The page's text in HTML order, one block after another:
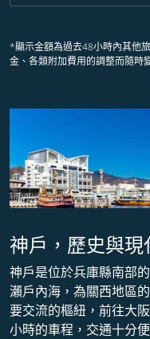
*顯示金額為過去48小時內其他
金、各類附加費用的調整而隨時
神戶，歷史與
神戶是位於兵庫縣南部
瀨戶內海，為關西地區
要交流的樞紐，前往大
小時的車程，交通十分